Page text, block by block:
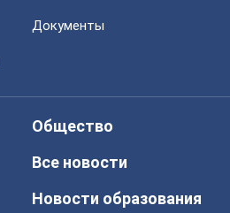
Документы
Общество
Все новости
Новости образования